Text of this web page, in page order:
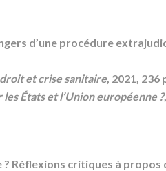
d’une procédure
et crise sanitaire, 2021, 236
États et l’Union européenne ?
Réflexions critiques à